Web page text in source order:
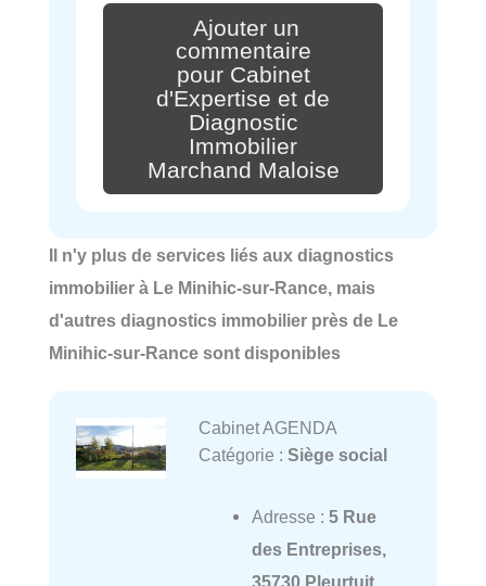
Ajouter un
commentaire
pour Cabinet
d'Expertise et de
Diagnostic
Immobilier
Marchand Maloise
Il n'y plus de services liés aux diagnostics
immobilier à Le Minihic-sur-Rance, mais
d'autres diagnostics immobilier près de Le
Minihic-sur-Rance sont disponibles
Cabinet AGENDA
Catégorie : Siège social
Adresse : 5 Rue
des Entreprises,
35730 Pleurtuit